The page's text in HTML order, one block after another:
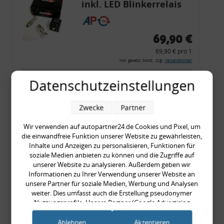
inkl. LED Blinkerrelais
CF 14
69,90 €
69,90 € pro 1
inkl. gesetzl. MwSt., zzgl. Versandkosten
Rückleuchtenband mit
Blinker, rot, US-Ecken,
Audi 80 Cabrio, Typ 89,
OE-Nr.: 8G0945225 +
8G0945225C
999,99 €
999,99 € pro 1
inkl. gesetzl. MwSt., zzgl.Versandkosten
Datenschutzeinstellungen
Wir verwenden auf autopartner24.de Cookies und Pixel, um
die einwandfreie Funktion unserer Website zu gewährleisten,
Inhalte und Anzeigen zu personalisieren, Funktionen für
soziale Medien anbieten zu können und die Zugriffe auf
unserer Website zu analysieren. Außerdem geben wir
Informationen zu Ihrer Verwendung unserer Website an
unsere Partner für soziale Medien, Werbung und Analysen
weiter. Dies umfasst auch die Erstellung pseudonymer
Nutzungsprofile. Unsere Partner (Google Advertising
Products) führen diese Informationen möglicherweise mit
weiteren Daten zusammen, die Sie ihnen bereitgestellt haben
Zwecke Partner
Ablehnen Akzeptieren